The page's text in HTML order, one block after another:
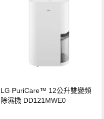
LG PuriCare™ 12公升雙變頻
除濕機 DD121MWE0